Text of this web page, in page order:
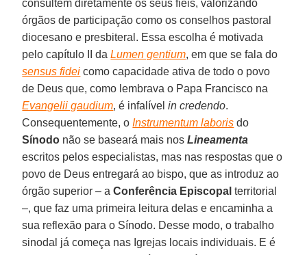
consultem diretamente os seus fiéis, valorizando
órgãos de participação como os conselhos pastoral
diocesano e presbiteral. Essa escolha é motivada
pelo capítulo II daLumen gentium, em que se fala do
sensus fidei como capacidade ativa de todo o povo
de Deus que, como lembrava o Papa Francisco na
Evangelii gaudium, é infalívelin credendo.
Consequentemente, oInstrumentum laboris do
Sínodo não se baseará mais nosLineamenta
escritos pelos especialistas, mas nas respostas que o
povo de Deus entregará ao bispo, que as introduz ao
órgão superior – aConferência Episcopal territorial
–, que faz uma primeira leitura delas e encaminha a
sua reflexão para o Sínodo. Desse modo, o trabalho
sinodal já começa nas Igrejas locais individuais. E é